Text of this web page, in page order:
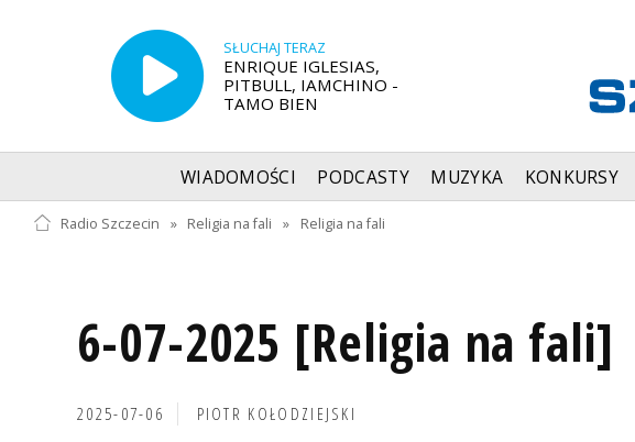
SŁUCHAJ TERAZ
ENRIQUE IGLESIAS,
PITBULL, IAMCHINO -
TAMO BIEN
WIADOMOŚCI PODCASTY MUZYKA KONKURSY
Radio Szczecin » Religia na fali » Religia na fali
6-07-2025 [Religia na fali]
2025-07-06 PIOTR KOŁODZIEJSKI